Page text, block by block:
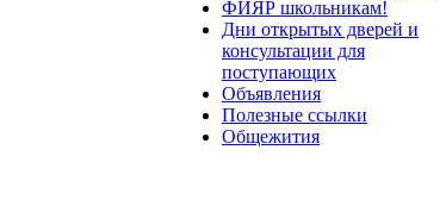
ФИЯР школьникам!
Дни открытых дверей и
консультации для
поступающих
Объявления
Полезные ссылки
Общежития